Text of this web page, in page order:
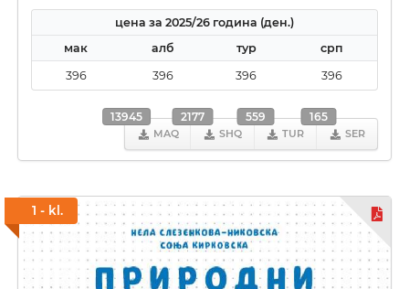
цена за 2025/26 година (ден.)
мак
алб тур
срп
396
396 396 396
MAQ
13945
SHQ
2177
TUR
559
SER
165
1 - kl.